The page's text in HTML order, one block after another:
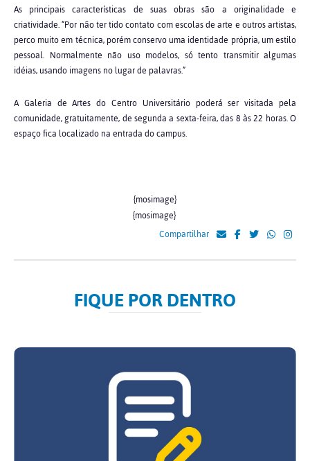
As principais características de suas obras são a originalidade e
criatividade. “Por não ter tido contato com escolas de arte e outros artistas,
perco muito em técnica, porém conservo uma identidade própria, um estilo
pessoal. Normalmente não uso modelos, só tento transmitir algumas
idéias, usando imagens no lugar de palavras.”
A Galeria de Artes do Centro Universitário poderá ser visitada pela
comunidade, gratuitamente, de segunda a sexta-feira, das 8 às 22 horas. O
espaço fica localizado na entrada do campus.
{mosimage}
{mosimage}
Compartilhar
FIQUE POR DENTRO